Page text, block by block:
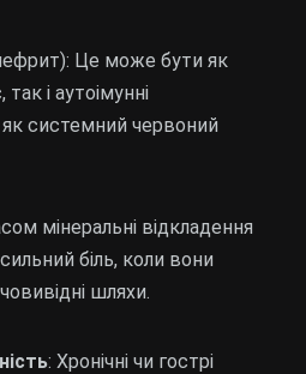
Це може бути як
і аутоімунні
системний червоний
мінеральні відкладення
біль, коли вони
шляхи.
: Хронічні чи гострі